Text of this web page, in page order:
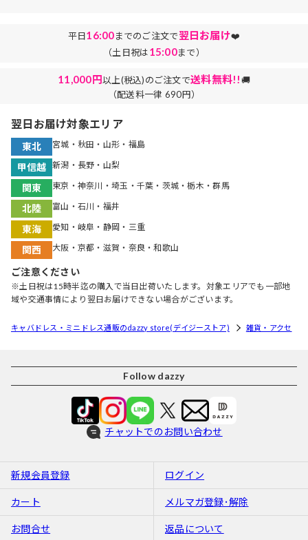
平日16:00までのご注文で翌日お届け❤️
（土日祝は15:00まで）
11,000円以上(税込)のご注文で送料無料!!🚚
（配送料一律 690円）
翌日お届け対象エリア
東北 宮城・秋田・山形・福島
甲信越 新潟・長野・山梨
関東 東京・神奈川・埼玉・千葉・茨城・栃木・群馬
北陸 富山・石川・福井
東海 愛知・岐阜・静岡・三重
関西 大阪・京都・滋賀・奈良・和歌山
ご注意ください
※土日祝は15時半迄の購入で当日出荷いたします。対象エリアでも一部地
域や交通事情により翌日お届けできない場合がございます。
キャバドレス・ミニドレス通販のdazzy store(デイジーストア) 雑貨・アクセ
Follow dazzy
チャットでのお問い合わせ
新規会員登録 ログイン
カート メルマガ登録･解除
お問合せ 返品について